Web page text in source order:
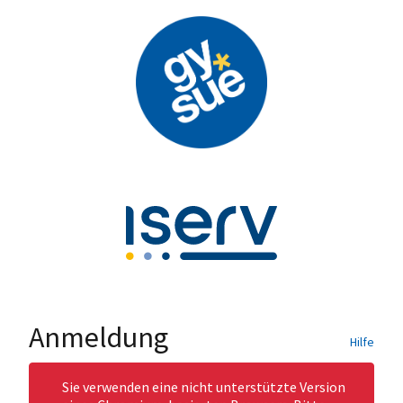
Anmeldung Hilfe
Sie verwenden eine nicht unterstützte Version